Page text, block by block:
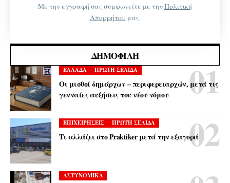
Με την εγγραφή σας συμφωνείτε με τηνΠολιτική
Απορρήτου μας.
ΔΗΜΟΦΙΛΉ
ΕΛΛΑΔΑ ΠΡΩΤΗ ΣΕΛΙΔΑ
Οι μισθοί δημάρχων – περιφερειαρχών, μετά τις
γενναίες αυξήσεις του νέου νόμου
ΕΠΙΧΕΙΡΗΣΕΙΣ ΠΡΩΤΗ ΣΕΛΙΔΑ
Τι αλλάζει στο Praktiker μετά την εξαγορά
ΑΣΤΥΝΟΜΙΚΑ